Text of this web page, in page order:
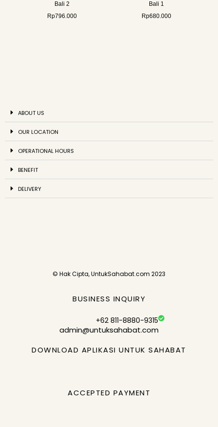
Bali 2
Rp796.000
Bali 1
Rp680.000
ABOUT US
OUR LOCATION
OPERATIONAL HOURS
BENEFIT
DELIVERY
© Hak Cipta, UntukSahabat.com 2023
BUSINESS INQUIRY
+62 811-8880-9315
admin@untuksahabat.com
DOWNLOAD APLIKASI UNTUK SAHABAT
ACCEPTED PAYMENT